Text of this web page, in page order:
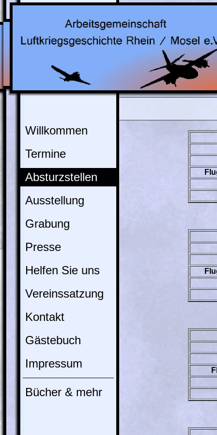
Willkommen
Termine
Absturzstellen
Ausstellung
Grabung
Presse
Helfen Sie uns
Vereinssatzung
Kontakt
Gästebuch
Impressum
Bücher & mehr